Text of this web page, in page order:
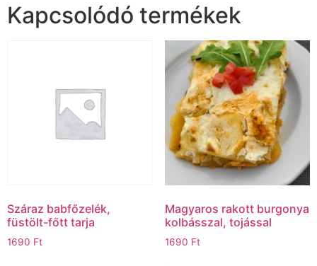
Kapcsolódó termékek
Száraz babfőzelék,
füstölt-főtt tarja
1690 Ft
Magyaros rakott burgonya
kolbásszal, tojással
1690 Ft